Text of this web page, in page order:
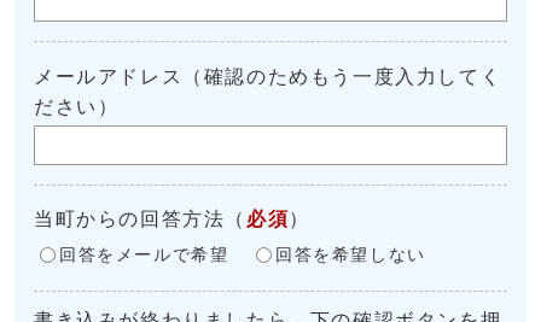
メールアドレス（確認のためもう一度入力してく
ださい）
当町からの回答方法 （ 必須 ）
回答をメールで希望 回答を希望しない